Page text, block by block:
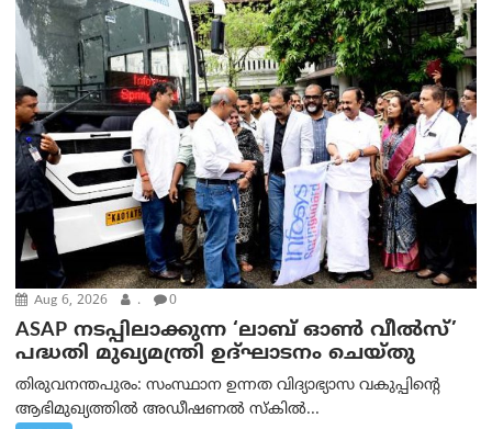
Aug 6, 2026 . 0
ASAP നടപ്പിലാക്കുന്ന ‘ലാബ് ഓൺ വീൽസ്’
പദ്ധതി മുഖ്യമന്ത്രി ഉദ്ഘാടനം ചെയ്തു
തിരുവനന്തപുരം: സംസ്ഥാന ഉന്നത വിദ്യാഭ്യാസ വകുപ്പിന്റെ
ആഭിമുഖ്യത്തിൽ അഡീഷണൽ സ്കിൽ...